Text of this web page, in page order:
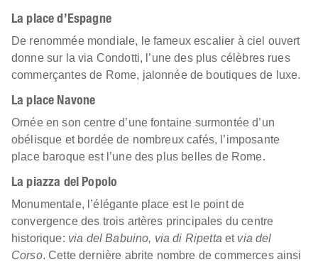
La place d’Espagne
De renommée mondiale, le fameux escalier à ciel ouvert
donne sur la via Condotti, l’une des plus célèbres rues
commerçantes de Rome, jalonnée de boutiques de luxe.
La place Navone
Ornée en son centre d’une fontaine surmontée d’un
obélisque et bordée de nombreux cafés, l’imposante
place baroque est l’une des plus belles de Rome.
La piazza del Popolo
Monumentale, l’élégante place est le point de
convergence des trois artères principales du centre
historique: via del Babuino, via di Ripetta et via del
Corso. Cette dernière abrite nombre de commerces ainsi